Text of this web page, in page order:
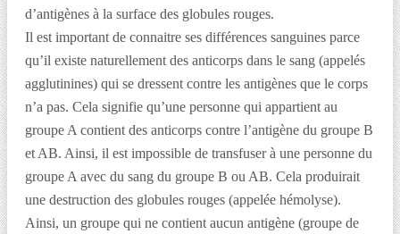
d’antigènes à la surface des globules rouges.
Il est important de connaitre ses différences sanguines parce
qu’il existe naturellement des anticorps dans le sang (appelés
agglutinines) qui se dressent contre les antigènes que le corps
n’a pas. Cela signifie qu’une personne qui appartient au
groupe A contient des anticorps contre l’antigène du groupe B
et AB. Ainsi, il est impossible de transfuser à une personne du
groupe A avec du sang du groupe B ou AB. Cela produirait
une destruction des globules rouges (appelée hémolyse).
Ainsi, un groupe qui ne contient aucun antigène (groupe de